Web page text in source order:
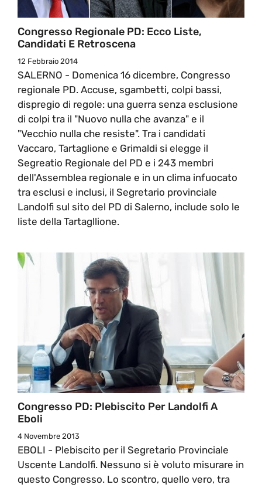
Congresso Regionale PD: Ecco Liste,
Candidati E Retroscena
12 Febbraio 2014
SALERNO - Domenica 16 dicembre, Congresso
regionale PD. Accuse, sgambetti, colpi bassi,
dispregio di regole: una guerra senza esclusione
di colpi tra il "Nuovo nulla che avanza" e il
"Vecchio nulla che resiste". Tra i candidati
Vaccaro, Tartaglione e Grimaldi si elegge il
Segreatio Regionale del PD e i 243 membri
dell'Assemblea regionale e in un clima infuocato
tra esclusi e inclusi, il Segretario provinciale
Landolfi sul sito del PD di Salerno, include solo le
liste della Tartagllione.
Congresso PD: Plebiscito Per Landolfi A
Eboli
4 Novembre 2013
EBOLI - Plebiscito per il Segretario Provinciale
Uscente Landolfi. Nessuno si è voluto misurare in
questo Congresso. Lo scontro, quello vero, tra